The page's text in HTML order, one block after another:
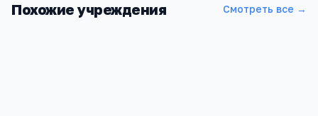
Похожие учреждения Смотреть все →